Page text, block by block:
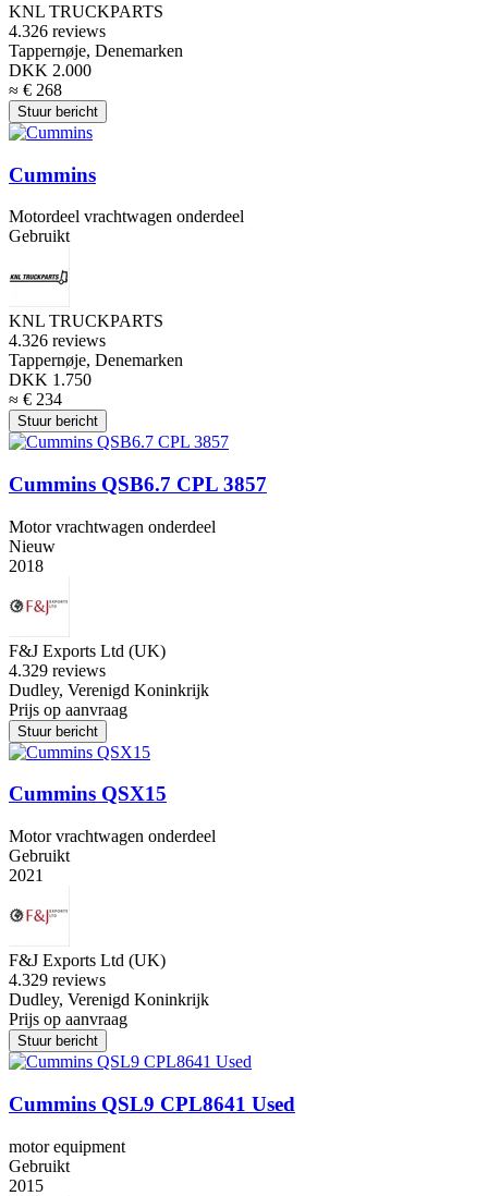
KNL TRUCKPARTS
4.326 reviews
Tappernøje, Denemarken
DKK 2.000
≈ € 268
Stuur bericht
Cummins
Motordeel vrachtwagen onderdeel
Gebruikt
KNL TRUCKPARTS
4.326 reviews
Tappernøje, Denemarken
DKK 1.750
≈ € 234
Stuur bericht
Cummins QSB6.7 CPL 3857
Motor vrachtwagen onderdeel
Nieuw
2018
F&J Exports Ltd (UK)
4.329 reviews
Dudley, Verenigd Koninkrijk
Prijs op aanvraag
Stuur bericht
Cummins QSX15
Motor vrachtwagen onderdeel
Gebruikt
2021
F&J Exports Ltd (UK)
4.329 reviews
Dudley, Verenigd Koninkrijk
Prijs op aanvraag
Stuur bericht
Cummins QSL9 CPL8641 Used
motor equipment
Gebruikt
2015